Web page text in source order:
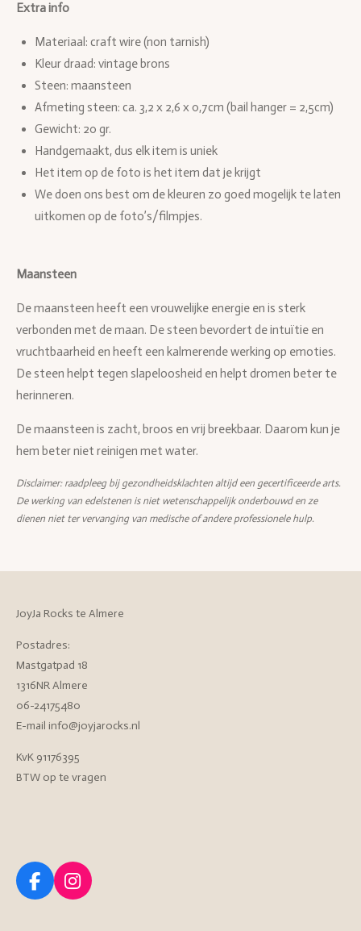
Extra info
Materiaal: craft wire (non tarnish)
Kleur draad: vintage brons
Steen: maansteen
Afmeting steen: ca. 3,2 x 2,6 x 0,7cm (bail hanger = 2,5cm)
Gewicht: 20 gr.
Handgemaakt, dus elk item is uniek
Het item op de foto is het item dat je krijgt
We doen ons best om de kleuren zo goed mogelijk te laten
uitkomen op de foto’s/filmpjes.
Maansteen
De maansteen heeft een vrouwelijke energie en is sterk
verbonden met de maan. De steen bevordert de intuïtie en
vruchtbaarheid en heeft een kalmerende werking op emoties.
De steen helpt tegen slapeloosheid en helpt dromen beter te
herinneren.
De maansteen is zacht, broos en vrij breekbaar. Daarom kun je
hem beter niet reinigen met water.
Disclaimer: raadpleeg bij gezondheidsklachten altijd een gecertificeerde arts.
De werking van edelstenen is niet wetenschappelijk onderbouwd en ze
dienen niet ter vervanging van medische of andere professionele hulp.
JoyJa Rocks te Almere
Postadres:
Mastgatpad 18
1316NR Almere
06-24175480
E-mail info@joyjarocks.nl
KvK 91176395
BTW op te vragen
F
a
I
n